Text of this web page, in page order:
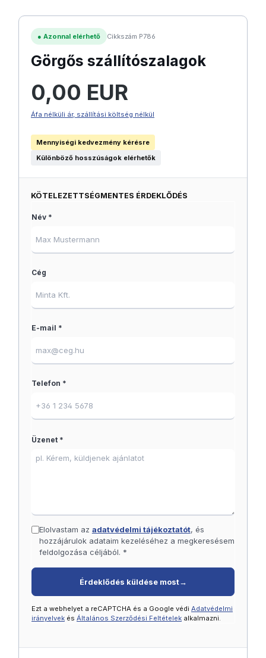
● Azonnal elérhető Cikkszám P786
Görgős szállítószalagok
0,00 EUR
Áfa nélküli ár, szállítási költség nélkül
Mennyiségi kedvezmény kérésre
Különböző hosszúságok elérhetők
KÖTELEZETTSÉGMENTES ÉRDEKLŐDÉS
Név *
Cég
E-mail *
Telefon *
Üzenet *
Elolvastam az adatvédelmi tájékoztatót, és
hozzájárulok adataim kezeléséhez a megkeresésem
feldolgozása céljából. *
Érdeklődés küldése most→
Ezt a webhelyet a reCAPTCHA és a Google védi Adatvédelmi
irányelvek és Általános Szerződési Feltételek alkalmazni.